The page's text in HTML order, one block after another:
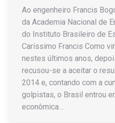
Ao engenheiro Francis
da Academia Nacional de
do Instituto Brasileiro de
Caríssimo Francis Como
nestes últimos anos,
recusou-se a aceitar o
2014 e, contando com a
golpistas, o Brasil entrou
econômica…